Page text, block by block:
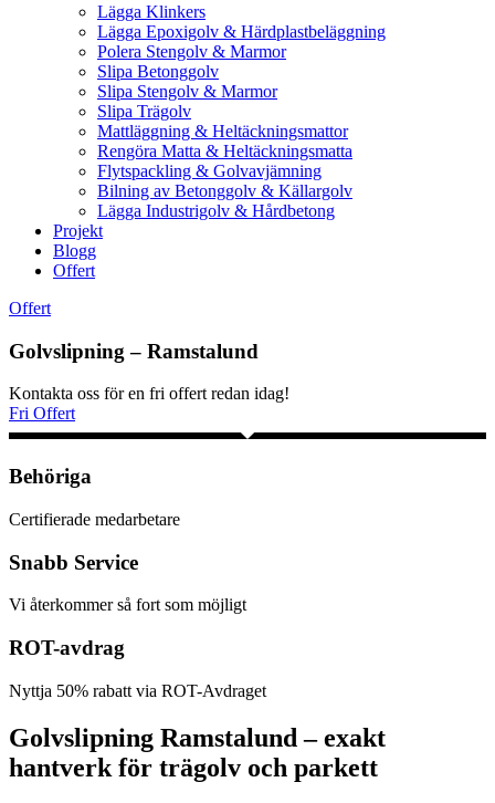
Lägga Klinkers
Lägga Epoxigolv & Härdplastbeläggning
Polera Stengolv & Marmor
Slipa Betonggolv
Slipa Stengolv & Marmor
Slipa Trägolv
Mattläggning & Heltäckningsmattor
Rengöra Matta & Heltäckningsmatta
Flytspackling & Golvavjämning
Bilning av Betonggolv & Källargolv
Lägga Industrigolv & Hårdbetong
Projekt
Blogg
Offert
Offert
Golvslipning – Ramstalund
Kontakta oss för en fri offert redan idag!
Fri Offert
Behöriga
Certifierade medarbetare
Snabb Service
Vi återkommer så fort som möjligt
ROT-avdrag
Nyttja 50% rabatt via ROT-Avdraget
Golvslipning Ramstalund – exakt
hantverk för trägolv och parkett